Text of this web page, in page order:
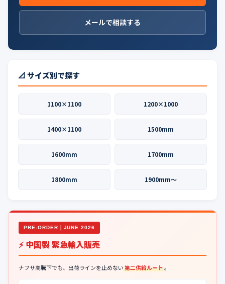
メールで相談する
📐 サイズ別で探す
1100×1100 1200×1000
1400×1100 1500mm
1600mm 1700mm
1800mm 1900mm〜
PRE-ORDER｜JUNE 2026
⚡ 中国製 緊急輸入販売
ナフサ高騰下でも、出荷ラインを止めない第二供給ルート。